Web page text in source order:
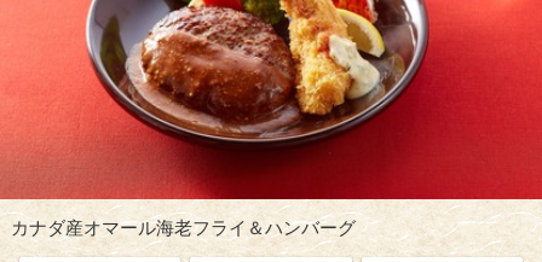
カナダ産オマール海老フライ＆ハンバーグ